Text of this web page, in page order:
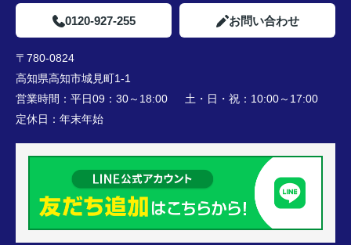
0120-927-255 お問い合わせ
〒780-0824
高知県高知市城見町1-1
営業時間： 平日09：30～18:00 土・日・祝：10:00～17:00
定休日： 年末年始